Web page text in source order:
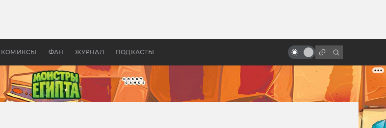
КОМИКСЫ ФАН ЖУРНАЛ ПОДКАСТЫ
—
бы «Властелина колец»
«Люди Икс»: всё о фильмах серии